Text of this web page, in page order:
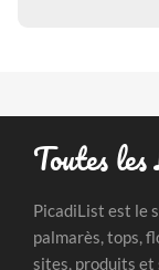
Toutes
PicadiList est le
palmarès, tops,
sites, produits et